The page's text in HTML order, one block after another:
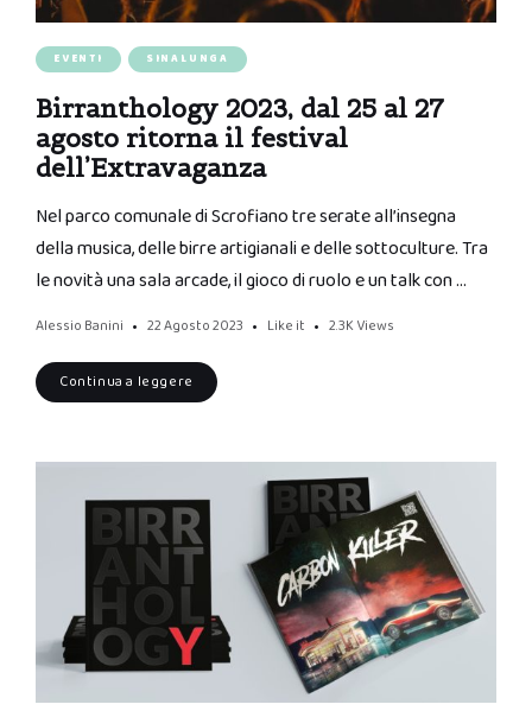
EVENTI SINALUNGA
Birranthology 2023, dal 25 al 27
agosto ritorna il festival
dell’Extravaganza
Nel parco comunale di Scrofiano tre serate all’insegna
della musica, delle birre artigianali e delle sottoculture. Tra
le novità una sala arcade, il gioco di ruolo e un talk con …
Alessio Banini 22 Agosto 2023 Like it 2.3K Views
Continua a leggere